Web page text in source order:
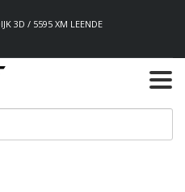
3D / 5595 XM LEENDE